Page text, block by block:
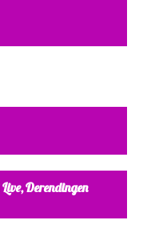
Derendingen